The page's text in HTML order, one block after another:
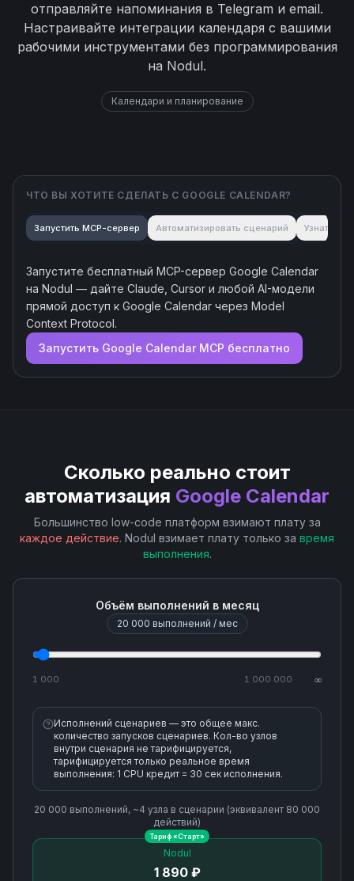
отправляйте напоминания в Telegram и email.
Настраивайте интеграции календаря с вашими
рабочими инструментами без программирования
на Nodul.
Календари и планирование
ЧТО ВЫ ХОТИТЕ СДЕЛАТЬ С GOOGLE CALENDAR?
Запустить MCP-сервер Автоматизировать сценарий Узнать об
Запустите бесплатный MCP-сервер Google Calendar
на Nodul — дайте Claude, Cursor и любой AI-модели
прямой доступ к Google Calendar через Model
Context Protocol.
Запустить Google Calendar MCP бесплатно
Сколько реально стоит
автоматизация Google Calendar
Большинство low-code платформ взимают плату за
каждое действие. Nodul взимает плату только за время
выполнения.
Объём выполнений в месяц
20 000 выполнений / мес
1 000 1 000 000 ∞
Исполнений сценариев — это общее макс.
количество запусков сценариев. Кол-во узлов
внутри сценария не тарифицируется,
тарифицируется только реальное время
выполнения: 1 CPU кредит = 30 сек исполнения.
20 000 выполнений, ~4 узла в сценарии (эквивалент 80 000
действий)
Nodul
1 890 ₽
Тариф «Старт»